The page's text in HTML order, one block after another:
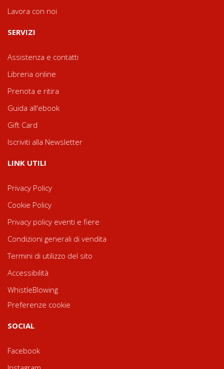
Lavora con noi
SERVIZI
Assistenza e contatti
Libreria online
Prenota e ritira
Guida all'ebook
Gift Card
Iscriviti alla Newsletter
LINK UTILI
Privacy Policy
Cookie Policy
Privacy policy eventi e fiere
Condizioni generali di vendita
Termini di utilizzo del sito
Accessibilità
WhistleBlowing
Preferenze cookie
SOCIAL
Facebook